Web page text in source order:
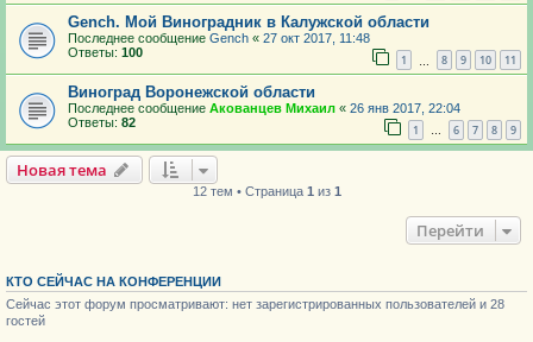
Gench. Мой Виноградник в Калужской области
Последнее сообщение Gench « 27 окт 2017, 11:48
Ответы: 100 1 8 9 10 11
Виноград Воронежской области
Последнее сообщение Акованцев Михаил « 26 янв 2017, 22:04
Ответы: 82 1 … 6 7 8 9
Новая тема
12 тем • Страница 1 из 1
Перейти
КТО СЕЙЧАС НА КОНФЕРЕНЦИИ
Сейчас этот форум просматривают: нет зарегистрированных пользователей и 28
гостей